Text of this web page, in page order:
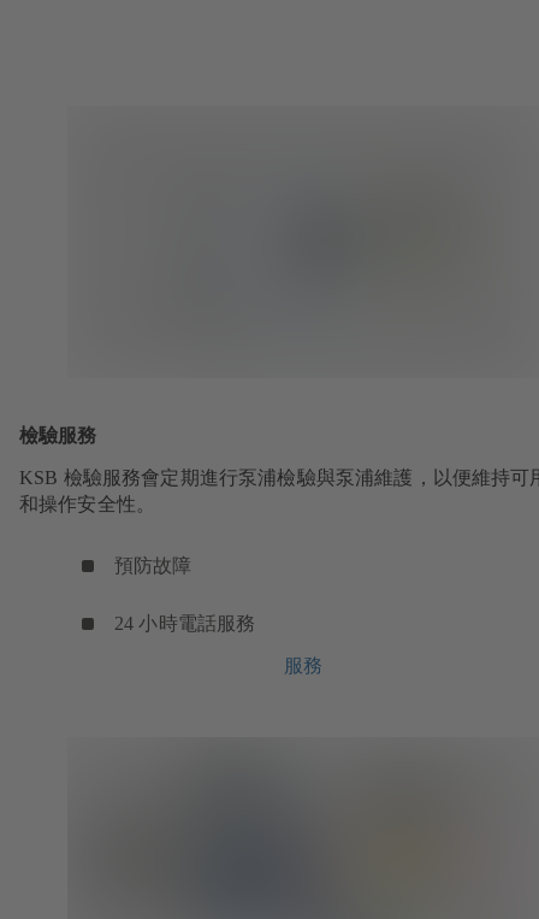
檢驗服務
KSB 檢驗服務會定期進行泵浦檢驗與泵浦維護，以便維持可
和操作安全性。
預防故障
24 小時電話服務
服務